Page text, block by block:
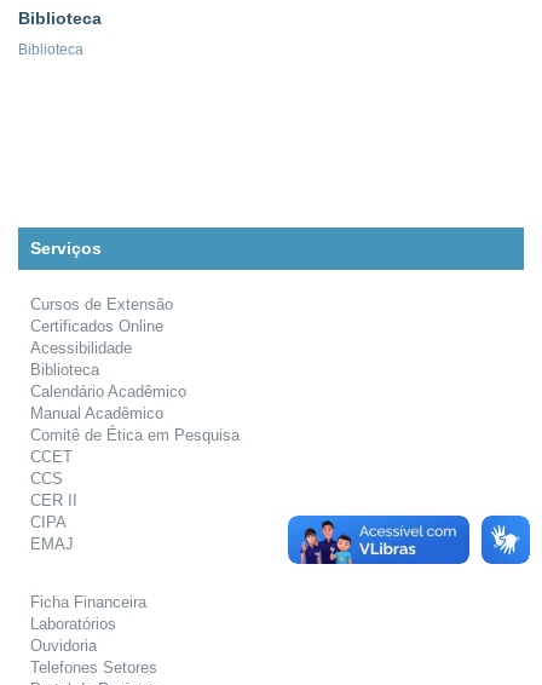
Biblioteca
Biblioteca
Serviços
Cursos de Extensão
Certificados Online
Acessibilidade
Biblioteca
Calendário Acadêmico
Manual Acadêmico
Comitê de Ética em Pesquisa
CCET
CCS
CER II
CIPA
EMAJ
Ficha Financeira
Laboratórios
Ouvidoria
Telefones Setores